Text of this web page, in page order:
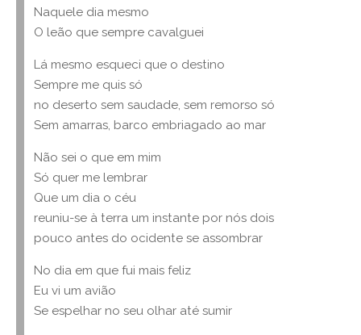
Naquele dia mesmo
O leão que sempre cavalguei
Lá mesmo esqueci que o destino
Sempre me quis só
no deserto sem saudade, sem remorso só
Sem amarras, barco embriagado ao mar
Não sei o que em mim
Só quer me lembrar
Que um dia o céu
reuniu-se à terra um instante por nós dois
pouco antes do ocidente se assombrar
No dia em que fui mais feliz
Eu vi um avião
Se espelhar no seu olhar até sumir